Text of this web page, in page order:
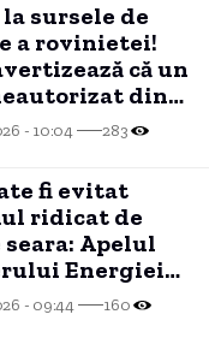
sursele de
a rovinietei!
că un
din
costuri
- 10:04 283
fi evitat
ridicat de
Apelul
Energiei
și
- 09:44 160